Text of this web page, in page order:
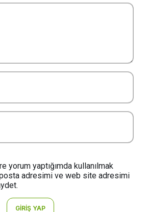
yorum yaptığımda kullanılmak
posta adresimi ve web site adresimi
GIRIŞ YAP